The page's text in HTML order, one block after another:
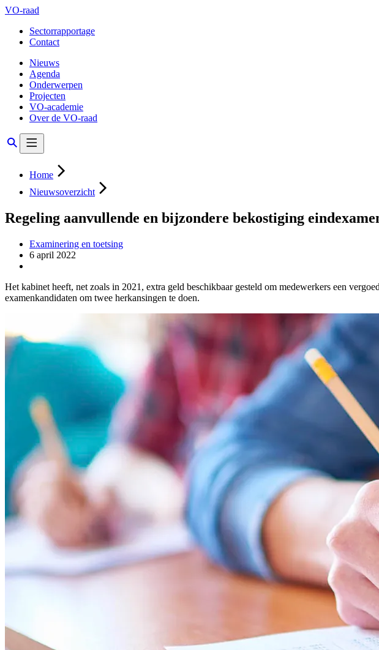
VO-raad
Sectorrapportage
Contact
Nieuws
Agenda
Onderwerpen
Projecten
VO-academie
Over de VO-raad
Home
Nieuwsoverzicht
Regeling aanvullende en bijzondere bekostiging
Examinering en toetsing
6 april 2022
Het kabinet heeft, net zoals in 2021, extra geld beschikbaar gesteld om medewerkers een
examenkandidaten om twee herkansingen te doen.